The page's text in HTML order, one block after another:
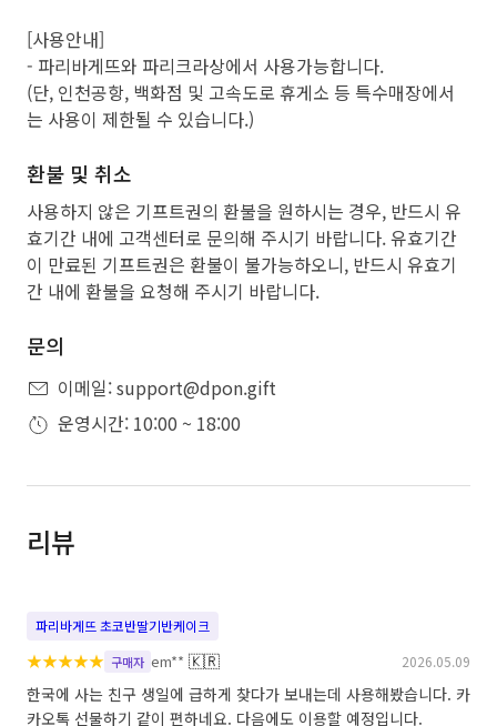
[사용안내]
- 파리바게뜨와 파리크라상에서 사용가능합니다.
(단, 인천공항, 백화점 및 고속도로 휴게소 등 특수매장에서
는 사용이 제한될 수 있습니다.)
환불 및 취소
사용하지 않은 기프트권의 환불을 원하시는 경우, 반드시 유
효기간 내에 고객센터로 문의해 주시기 바랍니다. 유효기간
이 만료된 기프트권은 환불이 불가능하오니, 반드시 유효기
간 내에 환불을 요청해 주시기 바랍니다.
문의
이메일: support@dpon.gift
운영시간: 10:00 ~ 18:00
리뷰
파리바게뜨 초코반딸기반케이크
★★★★★ 구매자 em** 🇰🇷 2026.05.09
한국에 사는 친구 생일에 급하게 찾다가 보내는데 사용해봤습니다. 카
카오톡 선물하기 같이 편하네요. 다음에도 이용할 예정입니다.